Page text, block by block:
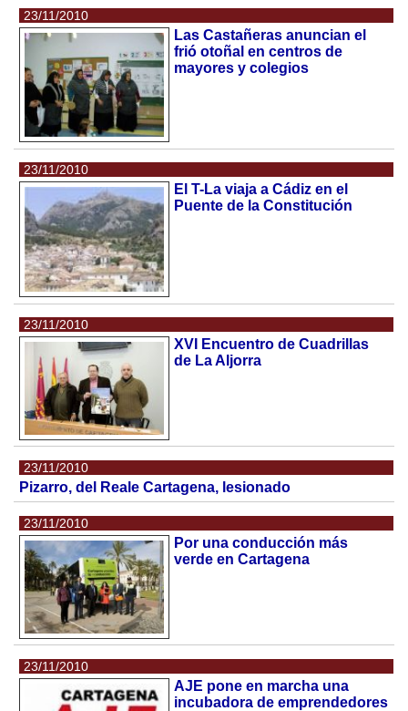
23/11/2010
Las Castañeras anuncian el
frió otoñal en centros de
mayores y colegios
23/11/2010
El T-La viaja a Cádiz en el
Puente de la Constitución
23/11/2010
XVI Encuentro de Cuadrillas
de La Aljorra
23/11/2010
Pizarro, del Reale Cartagena, lesionado
23/11/2010
Por una conducción más
verde en Cartagena
23/11/2010
AJE pone en marcha una
incubadora de emprendedores